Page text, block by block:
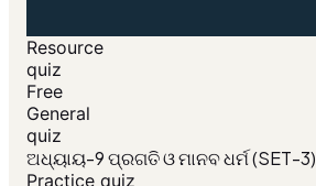
Resource
quiz
Free
General
quiz
ଅଧ୍ୟାୟ-9 ପ୍ରଗତି ଓ ମାନବ ଧର୍ମ (SET-3)
Practice quiz